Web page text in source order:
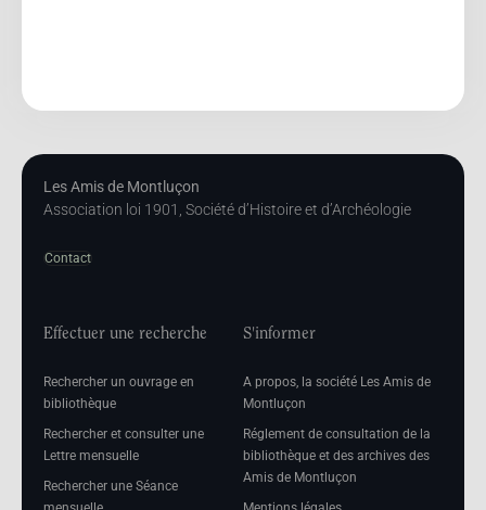
Les Amis de Montluçon
Association loi 1901, Société d’Histoire et d’Archéologie
Contact
Effectuer une recherche
Rechercher un ouvrage en
bibliothèque
Rechercher et consulter une
Lettre mensuelle
Rechercher une Séance
S'informer
A propos, la société Les Amis de
Montluçon
Réglement de consultation de la
bibliothèque et des archives des
Amis de Montluçon